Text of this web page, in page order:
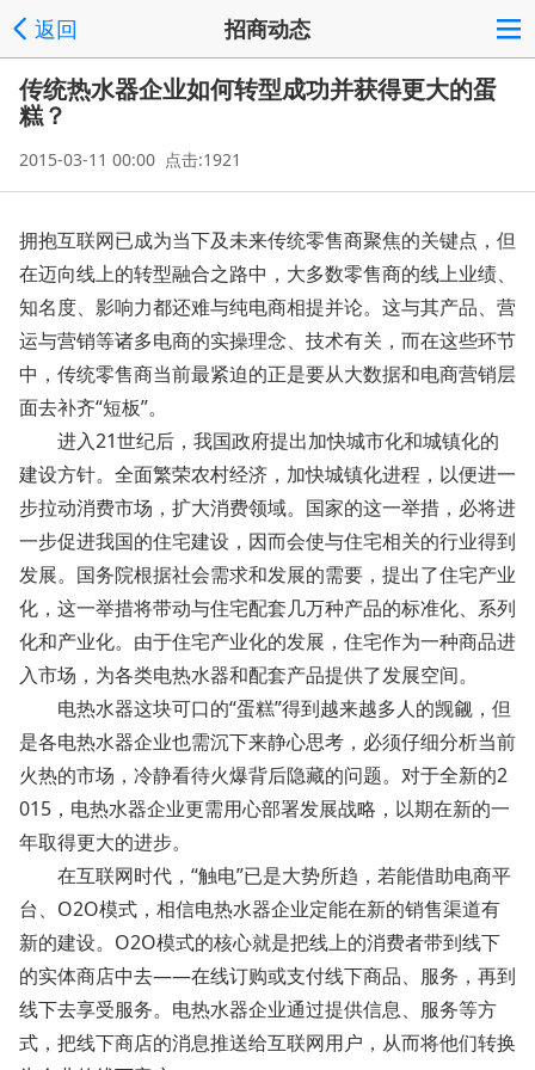
返回 招商动态
传统热水器企业如何转型成功并获得更大的蛋
糕？
2015-03-11 00:00 点击:1921
拥抱互联网已成为当下及未来传统零售商聚焦的关键点，但
在迈向线上的转型融合之路中，大多数零售商的线上业绩、
知名度、影响力都还难与纯电商相提并论。这与其产品、营
运与营销等诸多电商的实操理念、技术有关，而在这些环节
中，传统零售商当前最紧迫的正是要从大数据和电商营销层
面去补齐“短板”。
进入21世纪后，我国政府提出加快城市化和城镇化的
建设方针。全面繁荣农村经济，加快城镇化进程，以便进一
步拉动消费市场，扩大消费领域。国家的这一举措，必将进
一步促进我国的住宅建设，因而会使与住宅相关的行业得到
发展。国务院根据社会需求和发展的需要，提出了住宅产业
化，这一举措将带动与住宅配套几万种产品的标准化、系列
化和产业化。由于住宅产业化的发展，住宅作为一种商品进
入市场，为各类电热水器和配套产品提供了发展空间。
电热水器这块可口的“蛋糕”得到越来越多人的觊觎，但
是各电热水器企业也需沉下来静心思考，必须仔细分析当前
火热的市场，冷静看待火爆背后隐藏的问题。对于全新的2
015，电热水器企业更需用心部署发展战略，以期在新的一
年取得更大的进步。
在互联网时代，“触电”已是大势所趋，若能借助电商平
台、O2O模式，相信电热水器企业定能在新的销售渠道有
新的建设。O2O模式的核心就是把线上的消费者带到线下
的实体商店中去——在线订购或支付线下商品、服务，再到
线下去享受服务。电热水器企业通过提供信息、服务等方
式，把线下商店的消息推送给互联网用户，从而将他们转换